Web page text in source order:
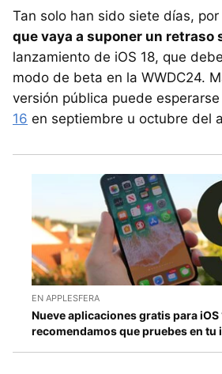
Tan solo han sido siete días, por
que vaya a suponer un
lanzamiento de iOS 18, que
modo de beta en la WWDC24.
versión pública puede
16 en septiembre u octubre del
EN APPLESFERA
Nueve aplicaciones gratis para iOS
recomendamos que pruebes en tu